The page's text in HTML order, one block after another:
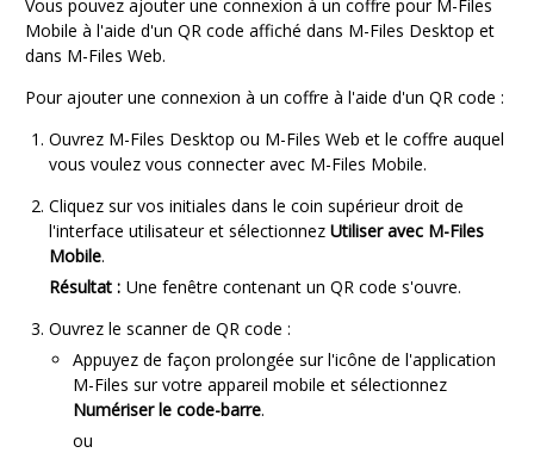
Vous pouvez ajouter une connexion à un coffre pour M-Files
Mobile à l'aide d'un QR code affiché dans M-Files Desktop et
dans M-Files Web.
Pour ajouter une connexion à un coffre à l'aide d'un QR code :
Ouvrez M-Files Desktop ou M-Files Web et le coffre auquel
vous voulez vous connecter avec M-Files Mobile.
Cliquez sur vos initiales dans le coin supérieur droit de
l'interface utilisateur et sélectionnez Utiliser avec M-Files
Mobile.
Résultat : Une fenêtre contenant un QR code s'ouvre.
Ouvrez le scanner de QR code :
Appuyez de façon prolongée sur l'icône de l'application
M-Files sur votre appareil mobile et sélectionnez
Numériser le code-barre.
ou